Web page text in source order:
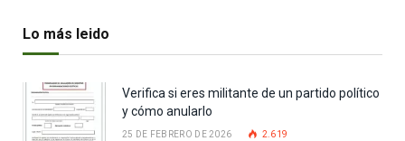
Lo más leido
Verifica si eres militante de un partido político
y cómo anularlo
25 DE FEBRERO DE 2026 2.619